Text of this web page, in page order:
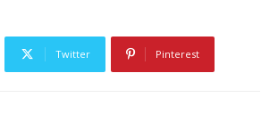
Twitter Pinterest